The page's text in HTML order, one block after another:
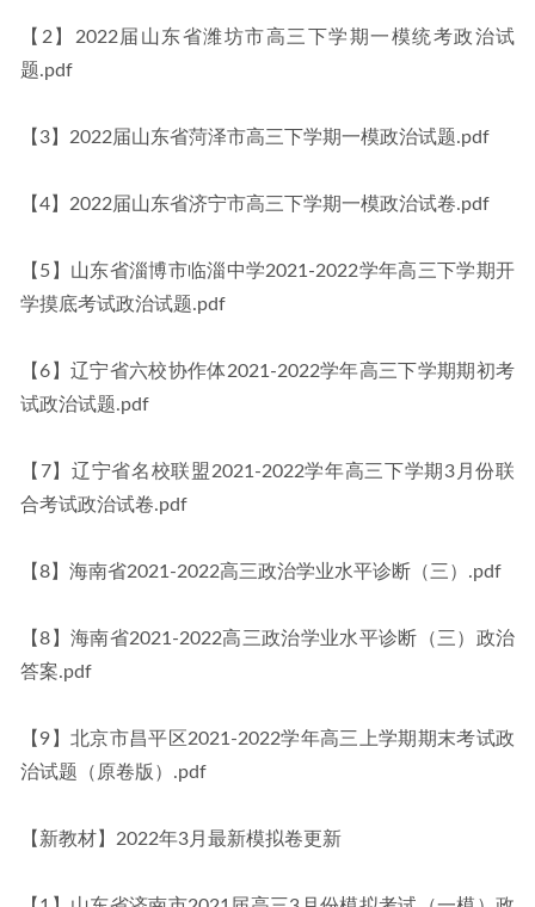
【2】2022届山东省潍坊市高三下学期一模统考政治试
题.pdf
【3】2022届山东省菏泽市高三下学期一模政治试题.pdf
【4】2022届山东省济宁市高三下学期一模政治试卷.pdf
【5】山东省淄博市临淄中学2021-2022学年高三下学期开
学摸底考试政治试题.pdf
【6】辽宁省六校协作体2021-2022学年高三下学期期初考
试政治试题.pdf
【7】辽宁省名校联盟2021-2022学年高三下学期3月份联
合考试政治试卷.pdf
【8】海南省2021-2022高三政治学业水平诊断（三）.pdf
【8】海南省2021-2022高三政治学业水平诊断（三）政治
答案.pdf
【9】北京市昌平区2021-2022学年高三上学期期末考试政
治试题（原卷版）.pdf
【新教材】2022年3月最新模拟卷更新